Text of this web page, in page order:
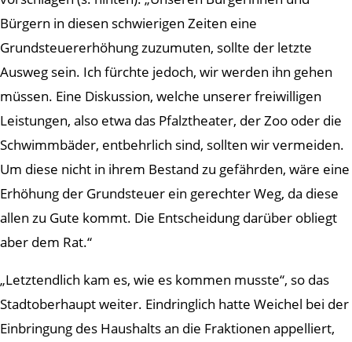
Bürgern in diesen schwierigen Zeiten eine
Grundsteuererhöhung zuzumuten, sollte der letzte
Ausweg sein. Ich fürchte jedoch, wir werden ihn gehen
müssen. Eine Diskussion, welche unserer freiwilligen
Leistungen, also etwa das Pfalztheater, der Zoo oder die
Schwimmbäder, entbehrlich sind, sollten wir vermeiden.
Um diese nicht in ihrem Bestand zu gefährden, wäre eine
Erhöhung der Grundsteuer ein gerechter Weg, da diese
allen zu Gute kommt. Die Entscheidung darüber obliegt
aber dem Rat.“
„Letztendlich kam es, wie es kommen musste“, so das
Stadtoberhaupt weiter. Eindringlich hatte Weichel bei der
Einbringung des Haushalts an die Fraktionen appelliert,